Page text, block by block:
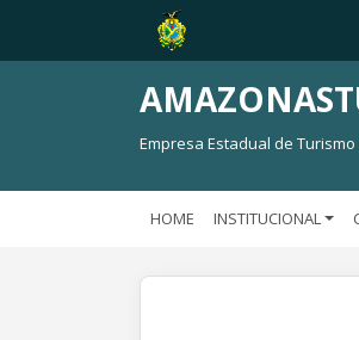
Empresa Estadual de
HOME INSTITUCIONAL